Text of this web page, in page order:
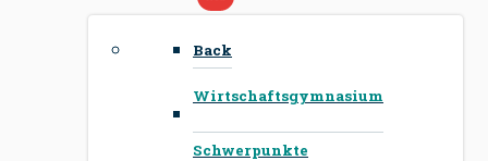
Back
Wirtschaftsgymnasium
Schwerpunkte